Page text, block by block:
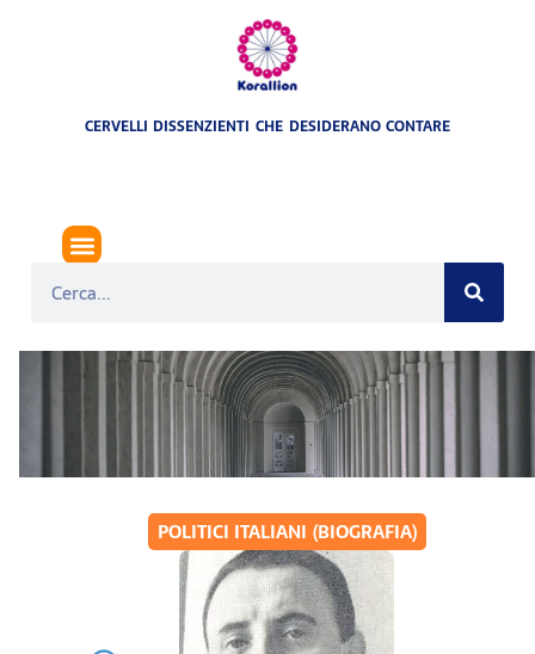
CERVELLI DISSENZIENTI CHE DESIDERANO CONTARE
POLITICI ITALIANI (BIOGRAFIA)